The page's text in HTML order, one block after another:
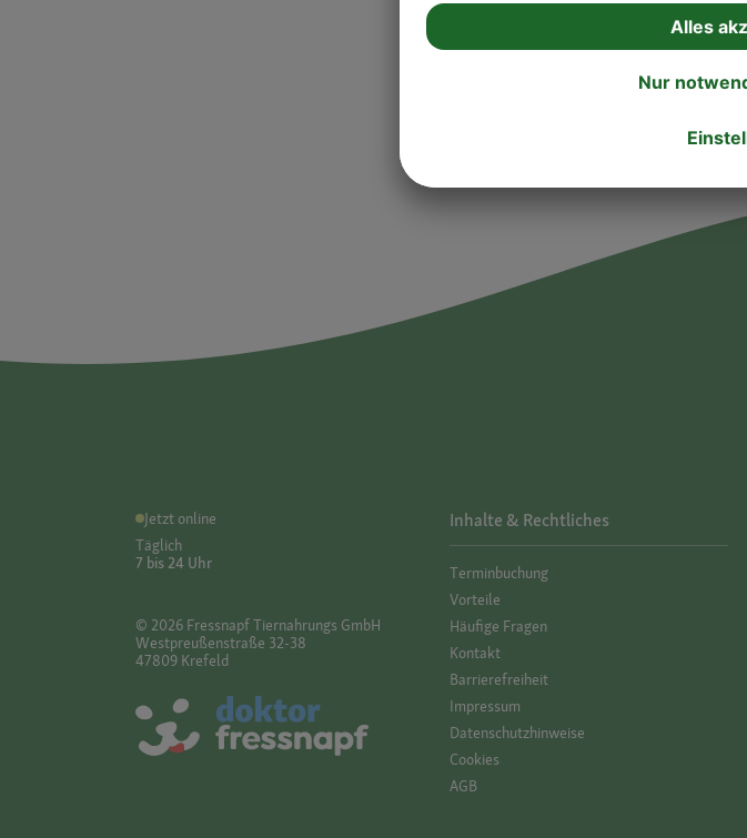
Jetzt online
Täglich
7 bis 24 Uhr
© 2026 Fressnapf Tiernahrungs GmbH
Westpreußenstraße 32-38
47809 Krefeld
Inhalte & Rechtliches
Termin­buchung
Vorteile
Häufige Fragen
Kontakt
Barrierefreiheit
Impressum
Datenschutz­hinweise
Cookies
AGB